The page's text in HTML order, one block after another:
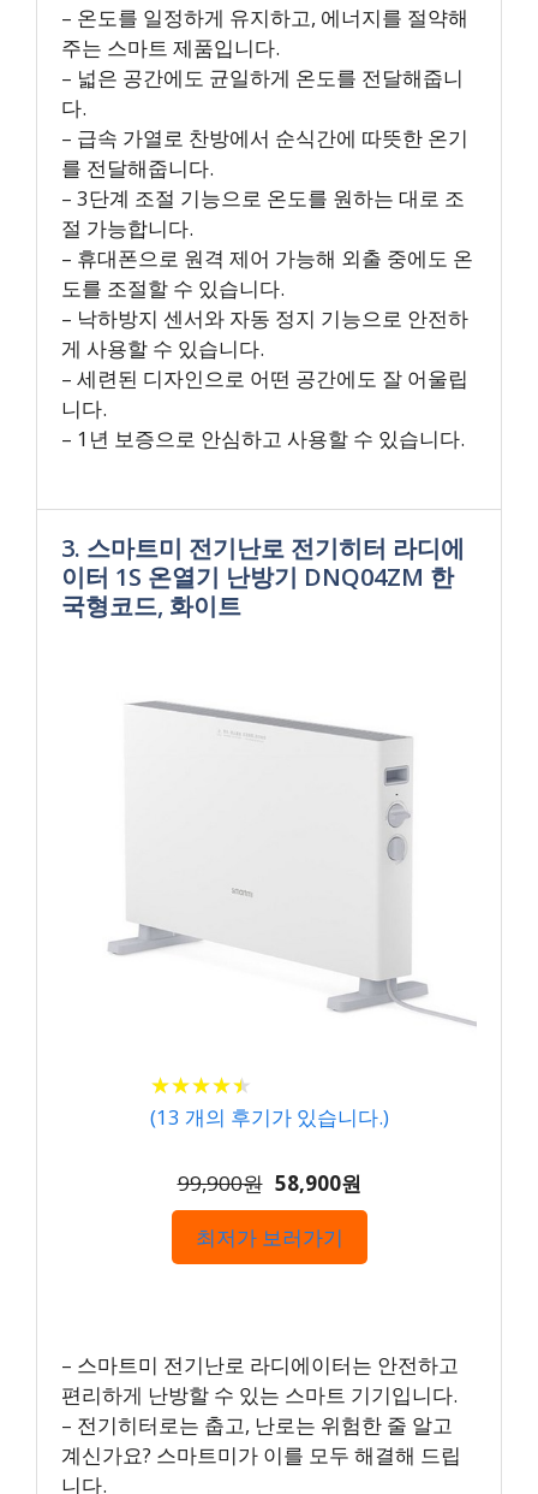
– 온도를 일정하게 유지하고, 에너지를 절약해
주는 스마트 제품입니다.
– 넓은 공간에도 균일하게 온도를 전달해줍니
다.
– 급속 가열로 찬방에서 순식간에 따뜻한 온기
를 전달해줍니다.
– 3단계 조절 기능으로 온도를 원하는 대로 조
절 가능합니다.
– 휴대폰으로 원격 제어 가능해 외출 중에도 온
도를 조절할 수 있습니다.
– 낙하방지 센서와 자동 정지 기능으로 안전하
게 사용할 수 있습니다.
– 세련된 디자인으로 어떤 공간에도 잘 어울립
니다.
– 1년 보증으로 안심하고 사용할 수 있습니다.
3. 스마트미 전기난로 전기히터 라디에
이터 1S 온열기 난방기 DNQ04ZM 한
국형코드, 화이트
★★★★★
★★★★★
(13 개의 후기가 있습니다.)
99,900원 58,900원
최저가 보러가기
– 스마트미 전기난로 라디에이터는 안전하고
편리하게 난방할 수 있는 스마트 기기입니다.
– 전기히터로는 춥고, 난로는 위험한 줄 알고
계신가요? 스마트미가 이를 모두 해결해 드립
니다.